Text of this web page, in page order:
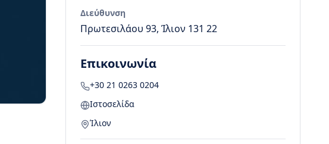
Διεύθυνση
Πρωτεσιλάου 93, Ίλιον 131 22
Επικοινωνία
+30 21 0263 0204
Ιστοσελίδα
Ίλιον